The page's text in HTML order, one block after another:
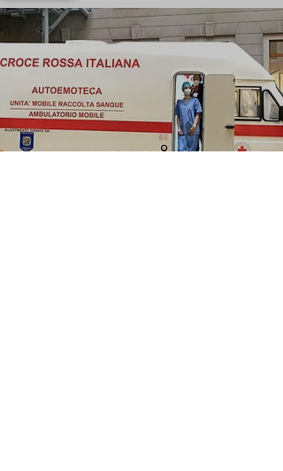
WELFARE AZIENDALE -